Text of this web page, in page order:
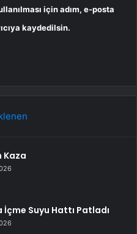
için adım, e-posta
kaydedilsin.
Kaza
İçme Suyu Hattı Patladı